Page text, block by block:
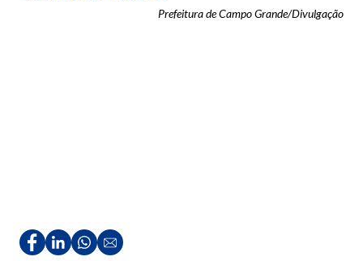
Prefeitura de Campo Grande/Divulgação